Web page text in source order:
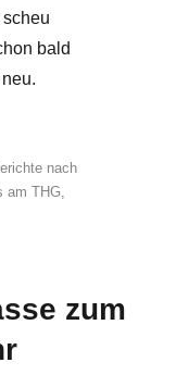
bald
nach
am THG,
zum